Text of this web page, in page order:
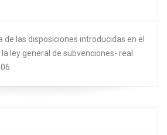
de las disposiciones introducidas en el
ley general de subvenciones- real